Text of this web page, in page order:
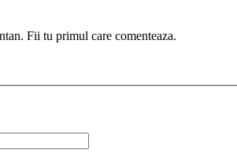
Fii tu primul care comenteaza.